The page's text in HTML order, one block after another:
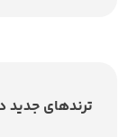
ترندهای جدید